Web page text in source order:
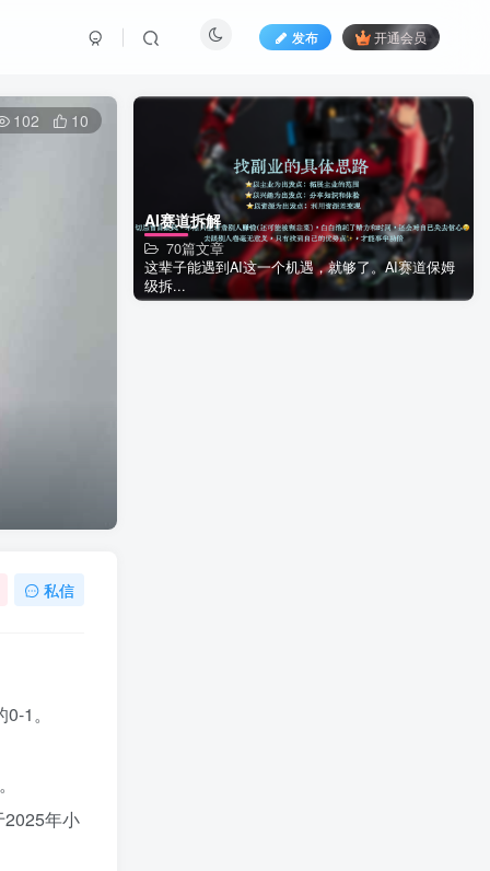
发布 开通会员
102 10
私信
1。​
年小
AI赛道拆解
70篇文章
这辈子能遇到AI这一个机遇，就够了。AI赛道保姆
级拆...